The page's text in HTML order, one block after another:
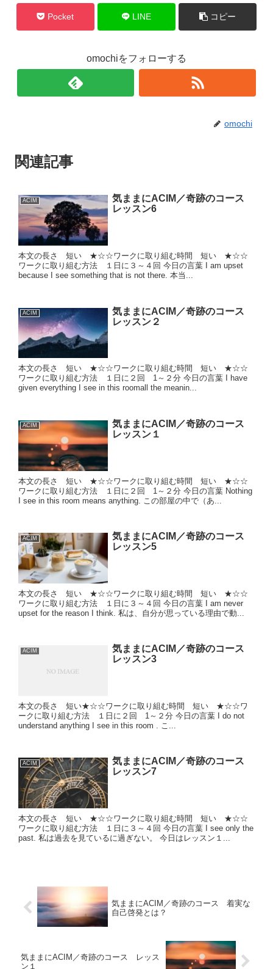
Pocket LINE コピー
omochiをフォローする
omochi
関連記事
ACIM
気ままにACIM／奇跡のコース
レッスン6
本文の長さ 短い ★☆☆ワークに取り組む時間 短い ★☆☆
ワークに取り組む方法 １日に３～４回 今日の言葉 I am upset
because I see something that is not there. 本当...
ACIM
気ままにACIM／奇跡のコース
レッスン２
本文の長さ 短い ★☆☆ワークに取り組む時間 短い ★☆☆
ワークに取り組む方法 １日に２回 1～２分 今日の言葉 I have
given everything I see in this roomall the meanin...
ACIM
気ままにACIM／奇跡のコース
レッスン１
本文の長さ 短い ★☆☆ワークに取り組む時間 短い ★☆☆
ワークに取り組む方法 １日に２回 1～２分 今日の言葉 Nothing
I see in this room means anything. この部屋の中で（あ...
ACIM
気ままにACIM／奇跡のコース
レッスン5
本文の長さ 短い ★☆☆ワークに取り組む時間 短い ★☆☆
ワークに取り組む方法 １日に３～４回 今日の言葉 I am never
upset for the reason I think. 私は、自分が思っている理由で動...
ACIM
気ままにACIM／奇跡のコース
レッスン3
本文の長さ 短い★☆☆ワークに取り組む時間 短い ★☆☆ワ
ークに取り組む方法 １日に２回 1～２分 今日の言葉 I do not
understand anything I see in this room . こ...
ACIM
気ままにACIM／奇跡のコース
レッスン7
本文の長さ 短い ★☆☆ワークに取り組む時間 短い ★☆☆
ワークに取り組む方法 １日に３～４回 今日の言葉 I see only the
past. 私は過去を見ているに過ぎない。 今日はレッスン１...
気ままにACIM／奇跡のコース 着実な
自己啓発とは？
気ままにACIM／奇跡のコース レッス
ン１